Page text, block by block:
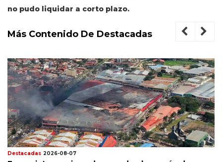
no pudo liquidar a corto plazo.
Más Contenido De Destacadas
Destacadas 2026-08-07